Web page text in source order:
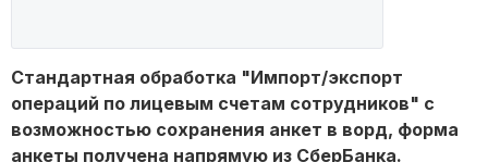
Стандартная обработка "Импорт/экспорт
операций по лицевым счетам сотрудников" с
возможностью сохранения анкет в ворд, форма
анкеты получена напрямую из СберБанка.